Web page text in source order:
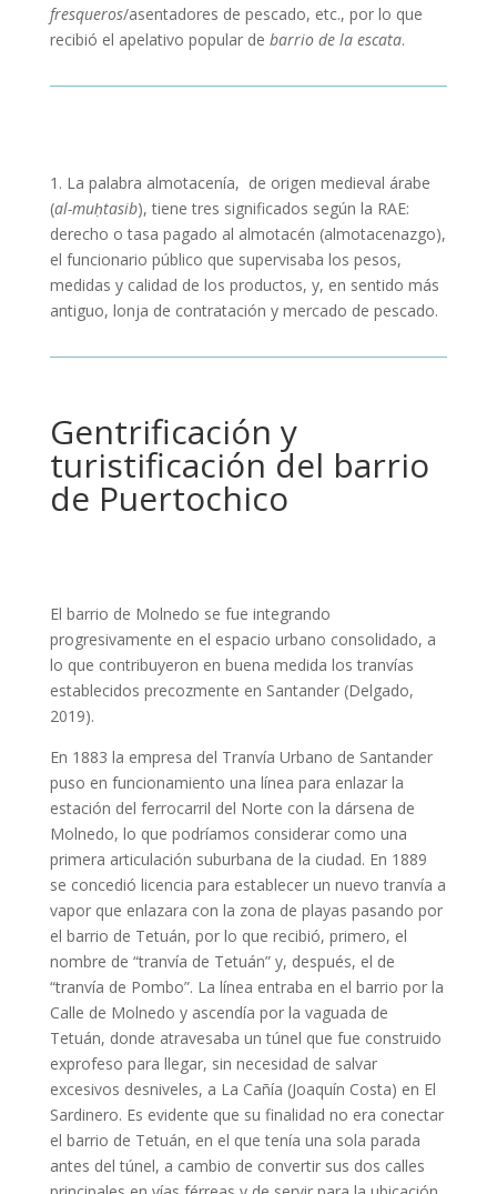
fresqueros/asentadores de pescado, etc., por lo que
recibió el apelativo popular de barrio de la escata.
1. La palabra almotacenía, de origen medieval árabe
(al-muḥtasib), tiene tres significados según la RAE:
derecho o tasa pagado al almotacén (almotacenazgo),
el funcionario público que supervisaba los pesos,
medidas y calidad de los productos, y, en sentido más
antiguo, lonja de contratación y mercado de pescado.
Gentrificación y
turistificación del barrio
de Puertochico
El barrio de Molnedo se fue integrando
progresivamente en el espacio urbano consolidado, a
lo que contribuyeron en buena medida los tranvías
establecidos precozmente en Santander (Delgado,
2019).
En 1883 la empresa del Tranvía Urbano de Santander
puso en funcionamiento una línea para enlazar la
estación del ferrocarril del Norte con la dársena de
Molnedo, lo que podríamos considerar como una
primera articulación suburbana de la ciudad. En 1889
se concedió licencia para establecer un nuevo tranvía a
vapor que enlazara con la zona de playas pasando por
el barrio de Tetuán, por lo que recibió, primero, el
nombre de “tranvía de Tetuán” y, después, el de
“tranvía de Pombo”. La línea entraba en el barrio por la
Calle de Molnedo y ascendía por la vaguada de
Tetuán, donde atravesaba un túnel que fue construido
exprofeso para llegar, sin necesidad de salvar
excesivos desniveles, a La Cañía (Joaquín Costa) en El
Sardinero. Es evidente que su finalidad no era conectar
el barrio de Tetuán, en el que tenía una sola parada
antes del túnel, a cambio de convertir sus dos calles